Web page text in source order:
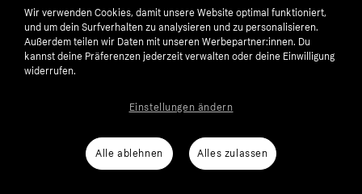
Presse
Sicherheit
Datenschutz
Impressum
Wikipink
Behörden
Wir verwenden Cookies, damit unsere Website optimal funktioniert,
und um dein Surfverhalten zu analysieren und zu personalisieren.
Außerdem teilen wir Daten mit unseren Werbepartner:innen. Du
kannst deine Präferenzen jederzeit verwalten oder deine Einwilligung
widerrufen.
Alle ablehnen Alles zulassen
Einstellungen ändern